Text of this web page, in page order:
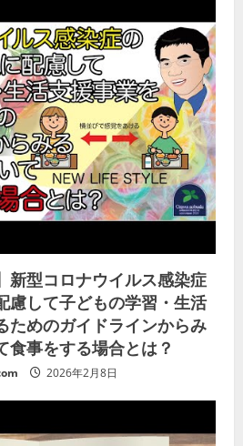
新型コロナウイルス感染症
慮して子どもの学習・生活
ためのガイドラインからみ
食事をする場合とは？
2026年2月8日